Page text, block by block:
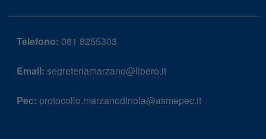
Telefono: 081 8255303
Email: segreteriamarzano@libero.it
Pec: protocollo.marzanodinola@asmepec.it